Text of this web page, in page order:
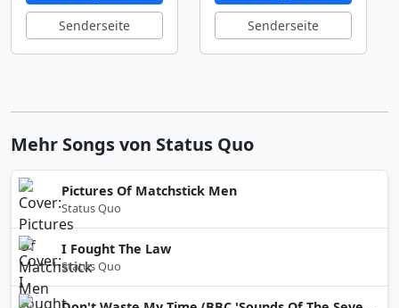
Senderseite Senderseite
Mehr Songs von Status Quo
Pictures Of Matchstick Men
Status Quo
I Fought The Law
Status Quo